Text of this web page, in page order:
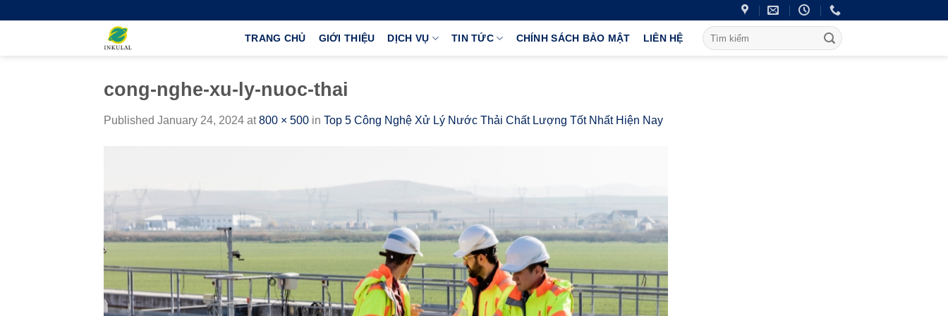
TRANG CHỦ GIỚI THIỆU DỊCH VỤ TIN TỨC CHÍNH SÁCH BẢO MẬT LIÊN HỆ
cong-nghe-xu-ly-nuoc-thai
Published January 24, 2024 at800 × 500 in Top 5 Công Nghệ Xử Lý Nước Thải Chất Lượng Tốt Nhất Hiện Nay